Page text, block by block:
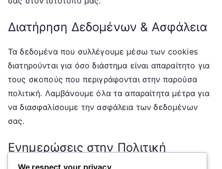
Διατήρηση Δεδομένων & Ασφάλεια
Τα δεδομένα που συλλέγουμε μέσω των cookies
διατηρούνται για όσο διάστημα είναι απαραίτητο για
τους σκοπούς που περιγράφονται στην παρούσα
πολιτική. Λαμβάνουμε όλα τα απαραίτητα μέτρα για
να διασφαλίσουμε την ασφάλεια των δεδομένων
σας.
Ενημερώσεις στην Πολιτική
We respect your privacy